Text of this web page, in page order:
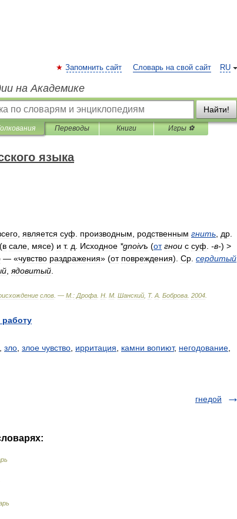
RU
Запомнить сайт Словарь на свой сайт
на Академике
Найти!
Переводы Книги Игры ⚽
языка
является суф производным родственным гнить др
в сале мясе) и т. д Исходное *gnoivъ (от гнои с суф -в-) >
— «чувство раздражения» (от повреждения). Ср сердитый
ядовитый
слов . — М : Дрофа Н М Шанский Т. А Боброва 2004
зло злое чувство ирритация камни вопиют, негодование
гнедой